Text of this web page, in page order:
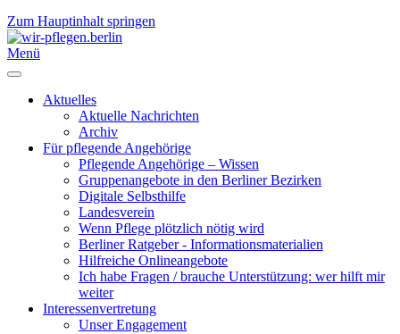
Zum Hauptinhalt springen
Menü
Aktuelles
Aktuelle Nachrichten
Archiv
Für pflegende Angehörige
Pflegende Angehörige – Wissen
Gruppenangebote in den Berliner Bezirken
Digitale Selbsthilfe
Landesverein
Wenn Pflege plötzlich nötig wird
Berliner Ratgeber - Informationsmaterialien
Hilfreiche Onlineangebote
Ich habe Fragen / brauche Unterstützung: wer hilft mir
weiter
Interessenvertretung
Unser Engagement